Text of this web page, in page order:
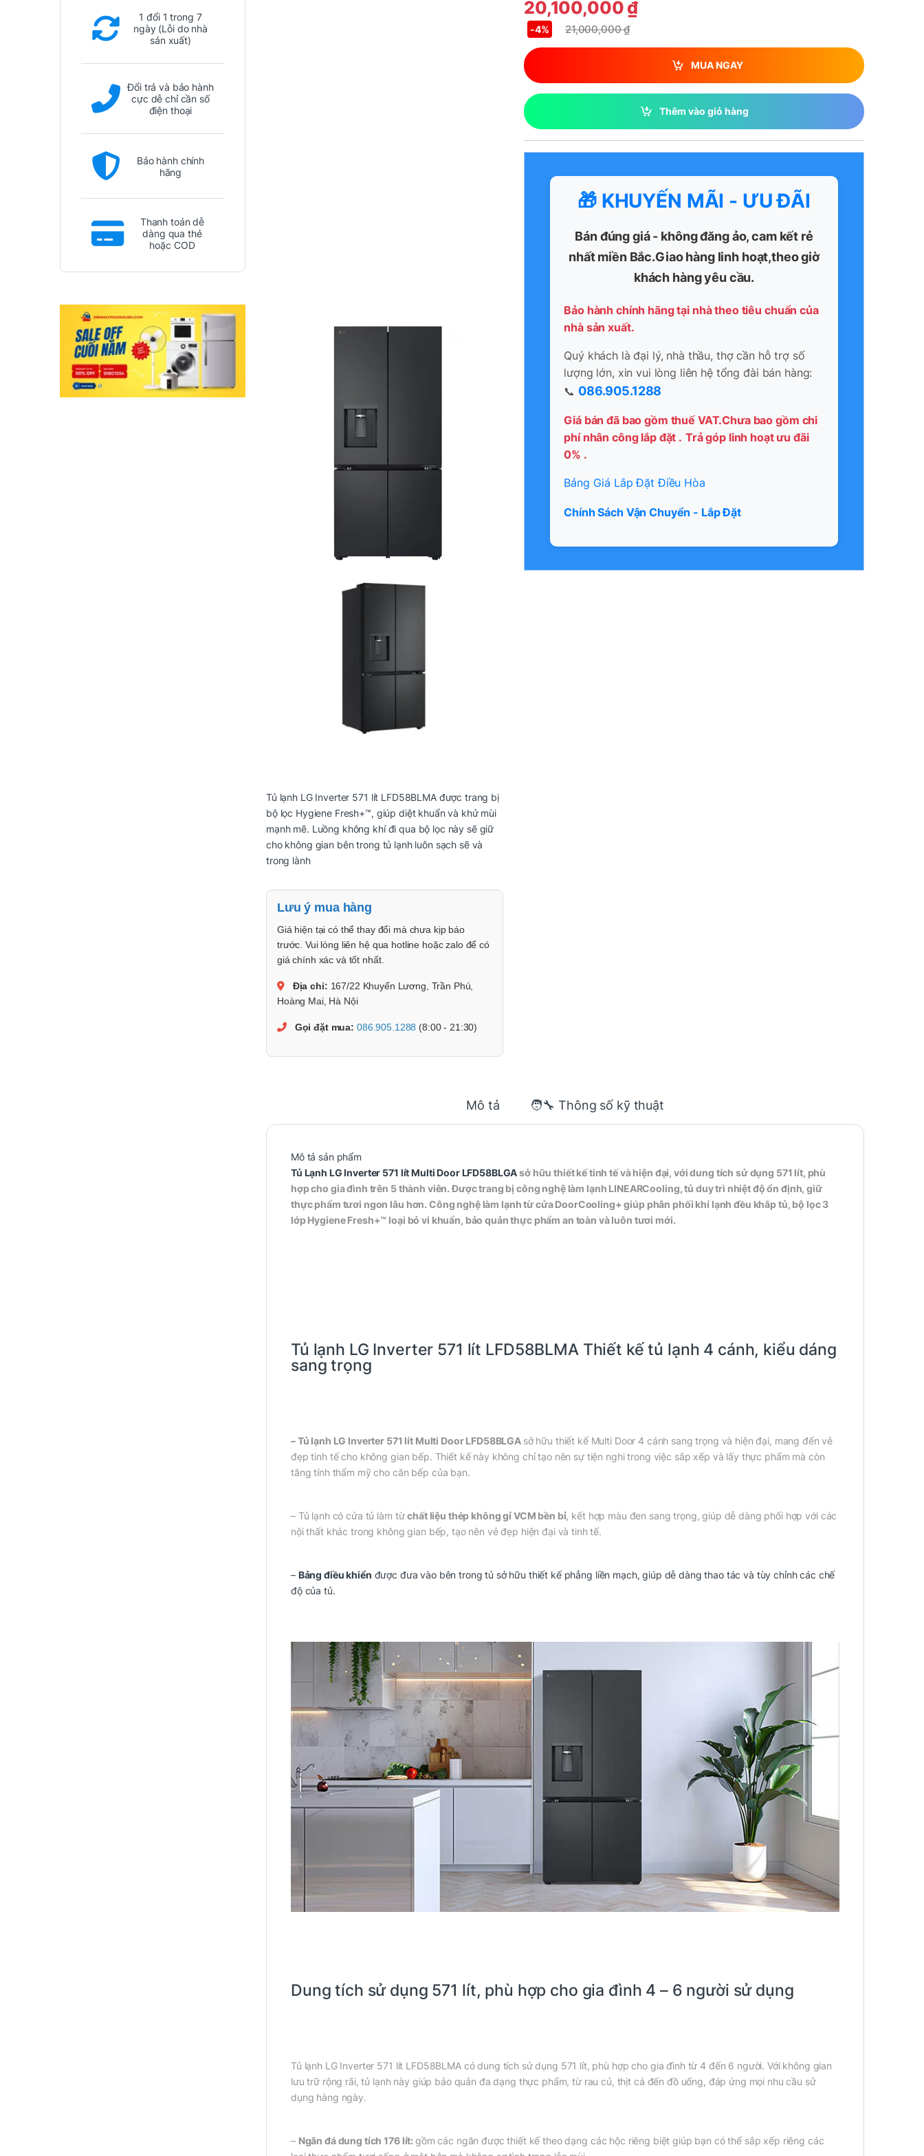
Tủ lạnh LG Inverter 571 lít LFD58BLMA được trang bị
bộ lọc Hygiene Fresh+™, giúp diệt khuẩn và khử mùi
mạnh mẽ. Luồng không khí đi qua bộ lọc này sẽ giữ
cho không gian bên trong tủ lạnh luôn sạch sẽ và
trong lành
Lưu ý mua hàng
Giá hiện tại có thể thay đổi mà chưa kịp báo
trước. Vui lòng liên hệ qua hotline hoặc zalo để có
giá chính xác và tốt nhất.
Địa chỉ: 167/22 Khuyến Lương, Trần Phú,
Hoàng Mai, Hà Nội
Gọi đặt mua: 086.905.1288 (8:00 - 21:30)
20,100,000 ₫
21,000,000₫
-4%
MUA NGAY
Thêm vào giỏ hàng
🎁 KHUYẾN MÃI - ƯU ĐÃI
Bán đúng giá - không đăng ảo, cam kết rẻ
nhất miền Bắc.Giao hàng linh hoạt,theo giờ
khách hàng yêu cầu.
Bảo hành chính hãng tại nhà theo tiêu chuẩn của
nhà sản xuất.
Quý khách là đại lý, nhà thầu, thợ cần hỗ trợ số
lượng lớn, xin vui lòng liên hệ tổng đài bán hàng:
📞 086.905.1288
Giá bán đã bao gồm thuế VAT.Chưa bao gồm chi
phí nhân công lắp đặt . Trả góp linh hoạt ưu đãi
0% .
Bảng Giá Lắp Đặt Điều Hòa
Chính Sách Vận Chuyển - Lắp Đặt
Mô tả 🧑‍🔧 Thông số kỹ thuật
Mô tả sản phẩm
Tủ Lạnh LG Inverter 571 lít Multi Door LFD58BLGAsở hữu thiết kế tinh tế và hiện đại, với dung tích sử dụng 571 lít, phù
hợp cho gia đình trên 5 thành viên. Được trang bị công nghệ làm lạnh LINEARCooling, tủ duy trì nhiệt độ ổn định, giữ
thực phẩm tươi ngon lâu hơn. Công nghệ làm lạnh từ cửa DoorCooling+ giúp phân phối khí lạnh đều khắp tủ, bộ lọc 3
lớp Hygiene Fresh+™ loại bỏ vi khuẩn, bảo quản thực phẩm an toàn và luôn tươi mới.
Tủ lạnh LG Inverter 571 lít LFD58BLMA Thiết kế tủ lạnh 4 cánh, kiểu dáng
sang trọng
–Tủ lạnh LG Inverter 571 lít Multi Door LFD58BLGA sở hữu thiết kế Multi Door 4 cánh sang trọng và hiện đại, mang đến vẻ
đẹp tinh tế cho không gian bếp. Thiết kế này không chỉ tạo nên sự tiện nghi trong việc sắp xếp và lấy thực phẩm mà còn
tăng tính thẩm mỹ cho căn bếp của bạn.
– Tủ lạnh có cửa tủ làm từchất liệu thép không gỉ VCM bền bỉ, kết hợp màu đen sang trọng, giúp dễ dàng phối hợp với các
nội thất khác trong không gian bếp, tạo nên vẻ đẹp hiện đại và tinh tế.
– Bảng điều khiển được đưa vào bên trong tủ sở hữu thiết kế phẳng liền mạch, giúp dễ dàng thao tác và tùy chỉnh các chế
độ của tủ.
Dung tích sử dụng 571 lít, phù hợp cho gia đình 4 – 6 người sử dụng
Tủ lạnh LG Inverter 571 lít LFD58BLMA có dung tích sử dụng 571 lít, phù hợp cho gia đình từ 4 đến 6 người. Với không gian
lưu trữ rộng rãi, tủ lạnh này giúp bảo quản đa dạng thực phẩm, từ rau củ, thịt cá đến đồ uống, đáp ứng mọi nhu cầu sử
dụng hàng ngày.
– Ngăn đá dung tích 176 lít:gồm các ngăn được thiết kế theo dạng các hộc riêng biệt giúp bạn có thể sắp xếp riêng các
1 đổi 1 trong 7
ngày (Lỗi do nhà
sản xuất)
Đổi trả và bảo hành
cực dễ chỉ cần số
điện thoại
Bảo hành chính
hãng
Thanh toán dễ
dàng qua thẻ
hoặc COD